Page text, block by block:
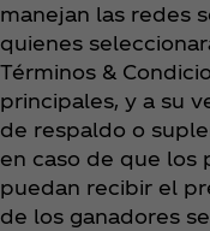
manejan las redes
quienes
Términos &
principales, y a su
de respaldo o
en caso de que los
puedan recibir el
de los ganadores